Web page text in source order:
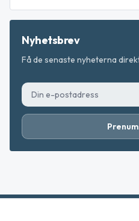
Nyhetsbrev
Få de senaste nyheterna